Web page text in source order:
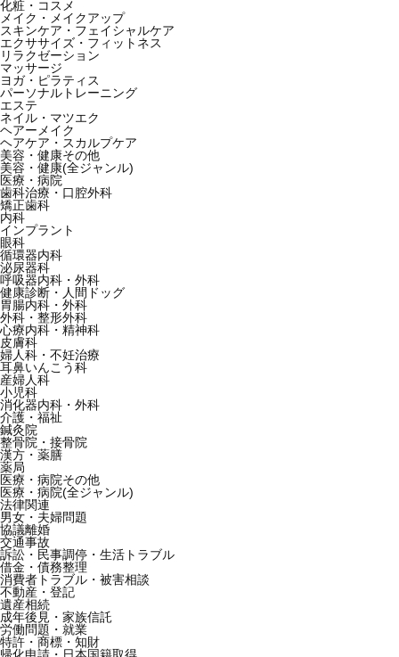
化粧・コスメ
メイク・メイクアップ
スキンケア・フェイシャルケア
エクササイズ・フィットネス
リラクゼーション
マッサージ
ヨガ・ピラティス
パーソナルトレーニング
エステ
ネイル・マツエク
ヘアーメイク
ヘアケア・スカルプケア
美容・健康その他
美容・健康(全ジャンル)
医療・病院
歯科治療・口腔外科
矯正歯科
内科
インプラント
眼科
循環器内科
泌尿器科
呼吸器内科・外科
健康診断・人間ドッグ
胃腸内科・外科
外科・整形外科
心療内科・精神科
皮膚科
婦人科・不妊治療
耳鼻いんこう科
産婦人科
小児科
消化器内科・外科
介護・福祉
鍼灸院
整骨院・接骨院
漢方・薬膳
薬局
医療・病院その他
医療・病院(全ジャンル)
法律関連
男女・夫婦問題
協議離婚
交通事故
訴訟・民事調停・生活トラブル
借金・債務整理
消費者トラブル・被害相談
不動産・登記
遺産相続
成年後見・家族信託
労働問題・就業
特許・商標・知財